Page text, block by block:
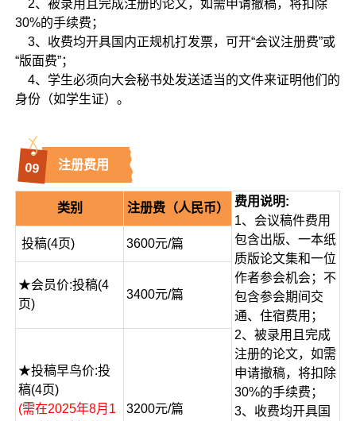
2、被录用且完成注册的论文，如需申请撤稿，将扣除
30%的手续费；
3、收费均开具国内正规机打发票，可开“会议注册费”或
“版面费”；
4、学生必须向大会秘书处发送适当的文件来证明他们的
身份（如学生证）。
09 注册费用
类别 注册费（人民币）
费用说明:
1、会议稿件费用
包含出版、一本纸
质版论文集和一位
作者参会机会；不
包含参会期间交
通、住宿费用；
2、被录用且完成
注册的论文，如需
申请撤稿，将扣除
30%的手续费；
3、收费均开具国
投稿(4页) 3600元/篇
★会员价:投稿(4
页)
3400元/篇
★投稿早鸟价:投
稿(4页)
(需在2025年8月1
3200元/篇